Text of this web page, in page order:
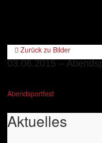
Zurück zu Bilder
03.06.2015 –
Abendsportfest
Aktuelles